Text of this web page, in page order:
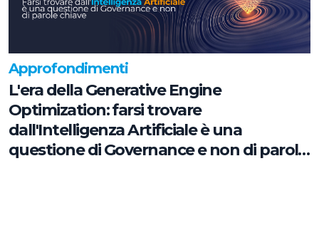
Approfondimenti
L'era della Generative Engine
Optimization: farsi trovare
dall'Intelligenza Artificiale è una
questione di Governance e non di parole